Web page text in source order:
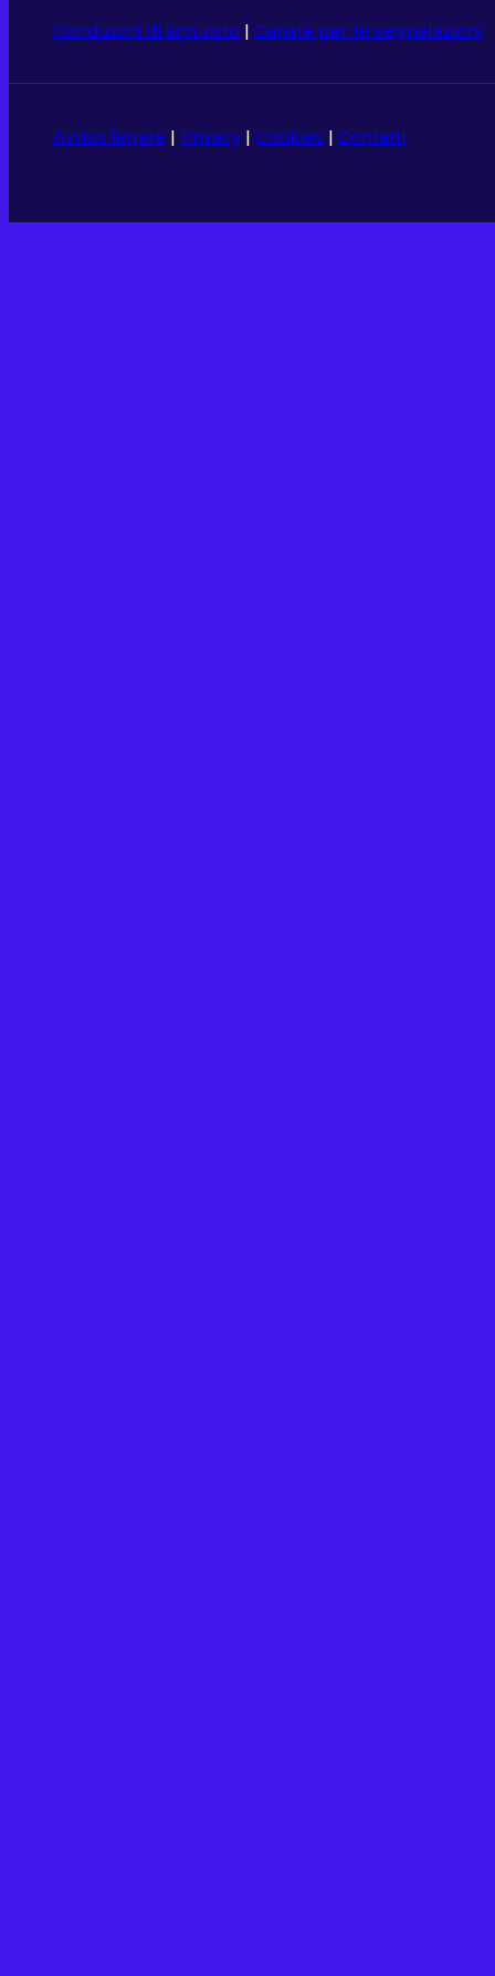
Condizioni di acquisto | Canale per le segnalazioni
Avviso legale | Privacy| Cookies | Contatti